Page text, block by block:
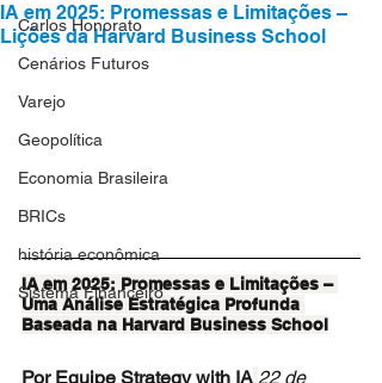
Carlos Honorato
Cenários Futuros
Varejo
Geopolítica
Economia Brasileira
BRICs
história econômica
Sistema Financeiro
IA em 2025: Promessas e Limitações –
Lições da Harvard Business School
IA em 2025: Promessas e Limitações –
Uma Análise Estratégica Profunda
Baseada na Harvard Business School
Por Equipe Strategy with IA 22 de